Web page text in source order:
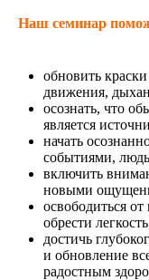
Наш семинар
обновить
движения,
осознать, что
является
начать
событиями,
включить
новыми
освободиться
обрести
достичь
и обновление
радостным